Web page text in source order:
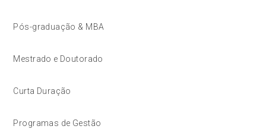
Pós-graduação & MBA
Mestrado e Doutorado
Curta Duração
Programas de Gestão